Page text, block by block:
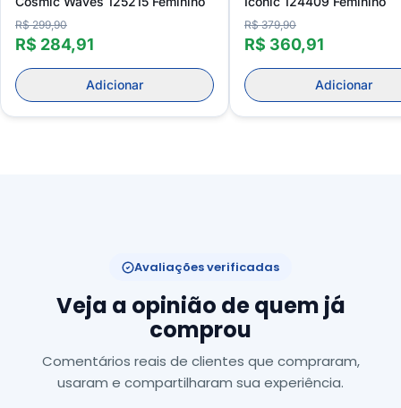
R$ 299,90
R$ 284,91
Adicionar
R$ 379,90
R$ 360,91
Adicionar
Avaliações verificadas
Veja a opinião de quem já
comprou
Comentários reais de clientes que compraram,
usaram e compartilharam sua experiência.